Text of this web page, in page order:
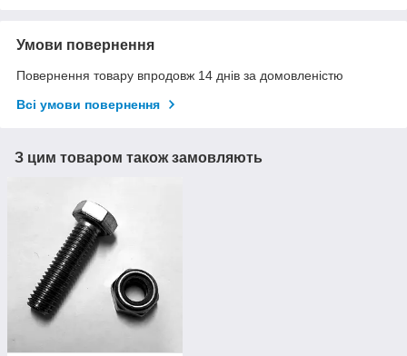
Умови повернення
Повернення товару впродовж 14 днів за домовленістю
Всі умови повернення
З цим товаром також замовляють